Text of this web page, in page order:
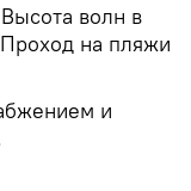
волн в
на пляжи
и